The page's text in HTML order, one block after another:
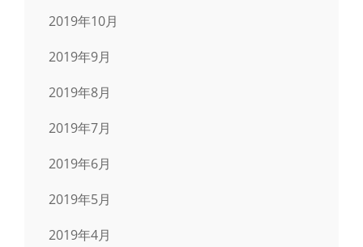
2019年10月
2019年9月
2019年8月
2019年7月
2019年6月
2019年5月
2019年4月